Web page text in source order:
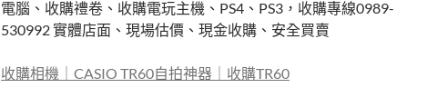
電腦、收購禮卷、收購電玩主機、PS4、PS3，收購專線0989-
530992 實體店面、現場估價、現金收購、安全買賣
收購相機｜CASIO TR60自拍神器｜收購TR60